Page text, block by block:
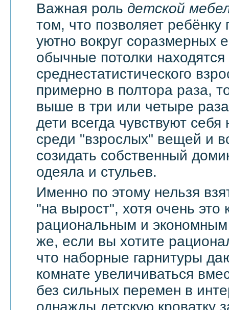
Важная роль детской
том, что позволяет ребёнку
уютно вокруг соразмерных
обычные потолки
среднестатистического
примерно в полтора раза,
выше в три или четыре
дети всегда чувствуют
среди "взрослых" вещей и
созидать собственный
одеяла и стульев.
Именно по этому нельзя
"на вырост", хотя очень это
рациональным и экономным
же, если вы хотите
что наборные гарнитуры
комнате увеличиваться
без сильных перемен в
однажды детскую кроватку